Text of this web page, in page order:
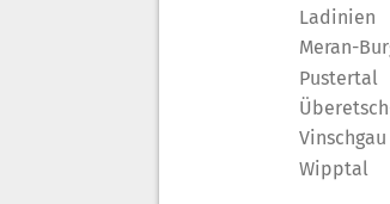
Ladinien
Meran-
Pustertal
Vinschgau
Wipptal